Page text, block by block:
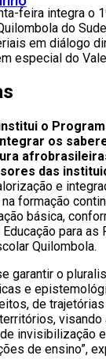
feira integra o
do
em diálogo
especial do
o
os
das
e
formação
básica,
para as
Quilombola.
garantir o
e
de
visando
invisibilização
de ensino”,